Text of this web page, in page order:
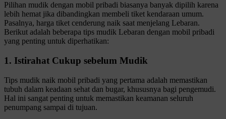
Pilihan mudik dengan mobil pribadi biasanya banyak dipilih karena
lebih hemat jika dibandingkan membeli tiket kendaraan umum.
Pasalnya, harga tiket cenderung naik saat menjelang Lebaran.
Berikut adalah beberapa tips mudik Lebaran dengan mobil pribadi
yang penting untuk diperhatikan:
1. Istirahat Cukup sebelum Mudik
Tips mudik naik mobil pribadi yang pertama adalah memastikan
tubuh dalam keadaan sehat dan bugar, khususnya bagi pengemudi.
Hal ini sangat penting untuk memastikan keamanan seluruh
penumpang sampai di tujuan.